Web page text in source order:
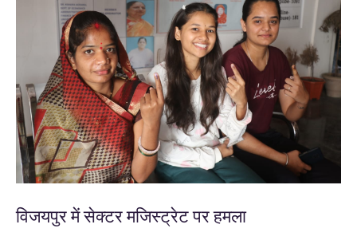
विजयपुर में सेक्टर मजिस्ट्रेट पर हमला